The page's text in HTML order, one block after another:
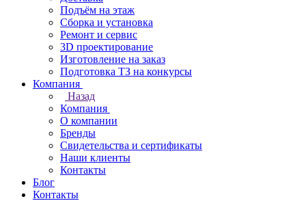
Подъём на этаж
Сборка и установка
Ремонт и сервис
3D проектирование
Изготовление на заказ
Подготовка ТЗ на конкурсы
Компания
Назад
Компания
О компании
Бренды
Свидетельства и сертификаты
Наши клиенты
Контакты
Блог
Контакты